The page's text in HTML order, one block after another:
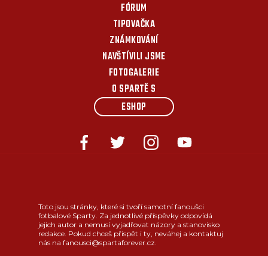
FÓRUM
TIPOVAČKA
ZNÁMKOVÁNÍ
NAVŠTÍVILI JSME
FOTOGALERIE
O SPARTĚ S
ESHOP
Toto jsou stránky, které si tvoří samotní fanoušci
fotbalové Sparty. Za jednotlivé příspěvky odpovídá
jejich autor a nemusí vyjadřovat názory a stanovisko
redakce. Pokud chceš přispět i ty, neváhej a kontaktuj
nás na fanousci@spartaforever.cz.